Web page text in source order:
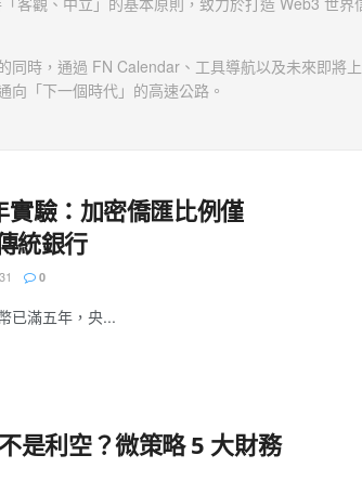
同時，通過 FN Calendar、工具導航以及未來即將
向「下一個時代」的高速公路。
驗：加密僑匯比例僅
統銀行
0
已滿五年，央...
是利空？微策略 5 大財務